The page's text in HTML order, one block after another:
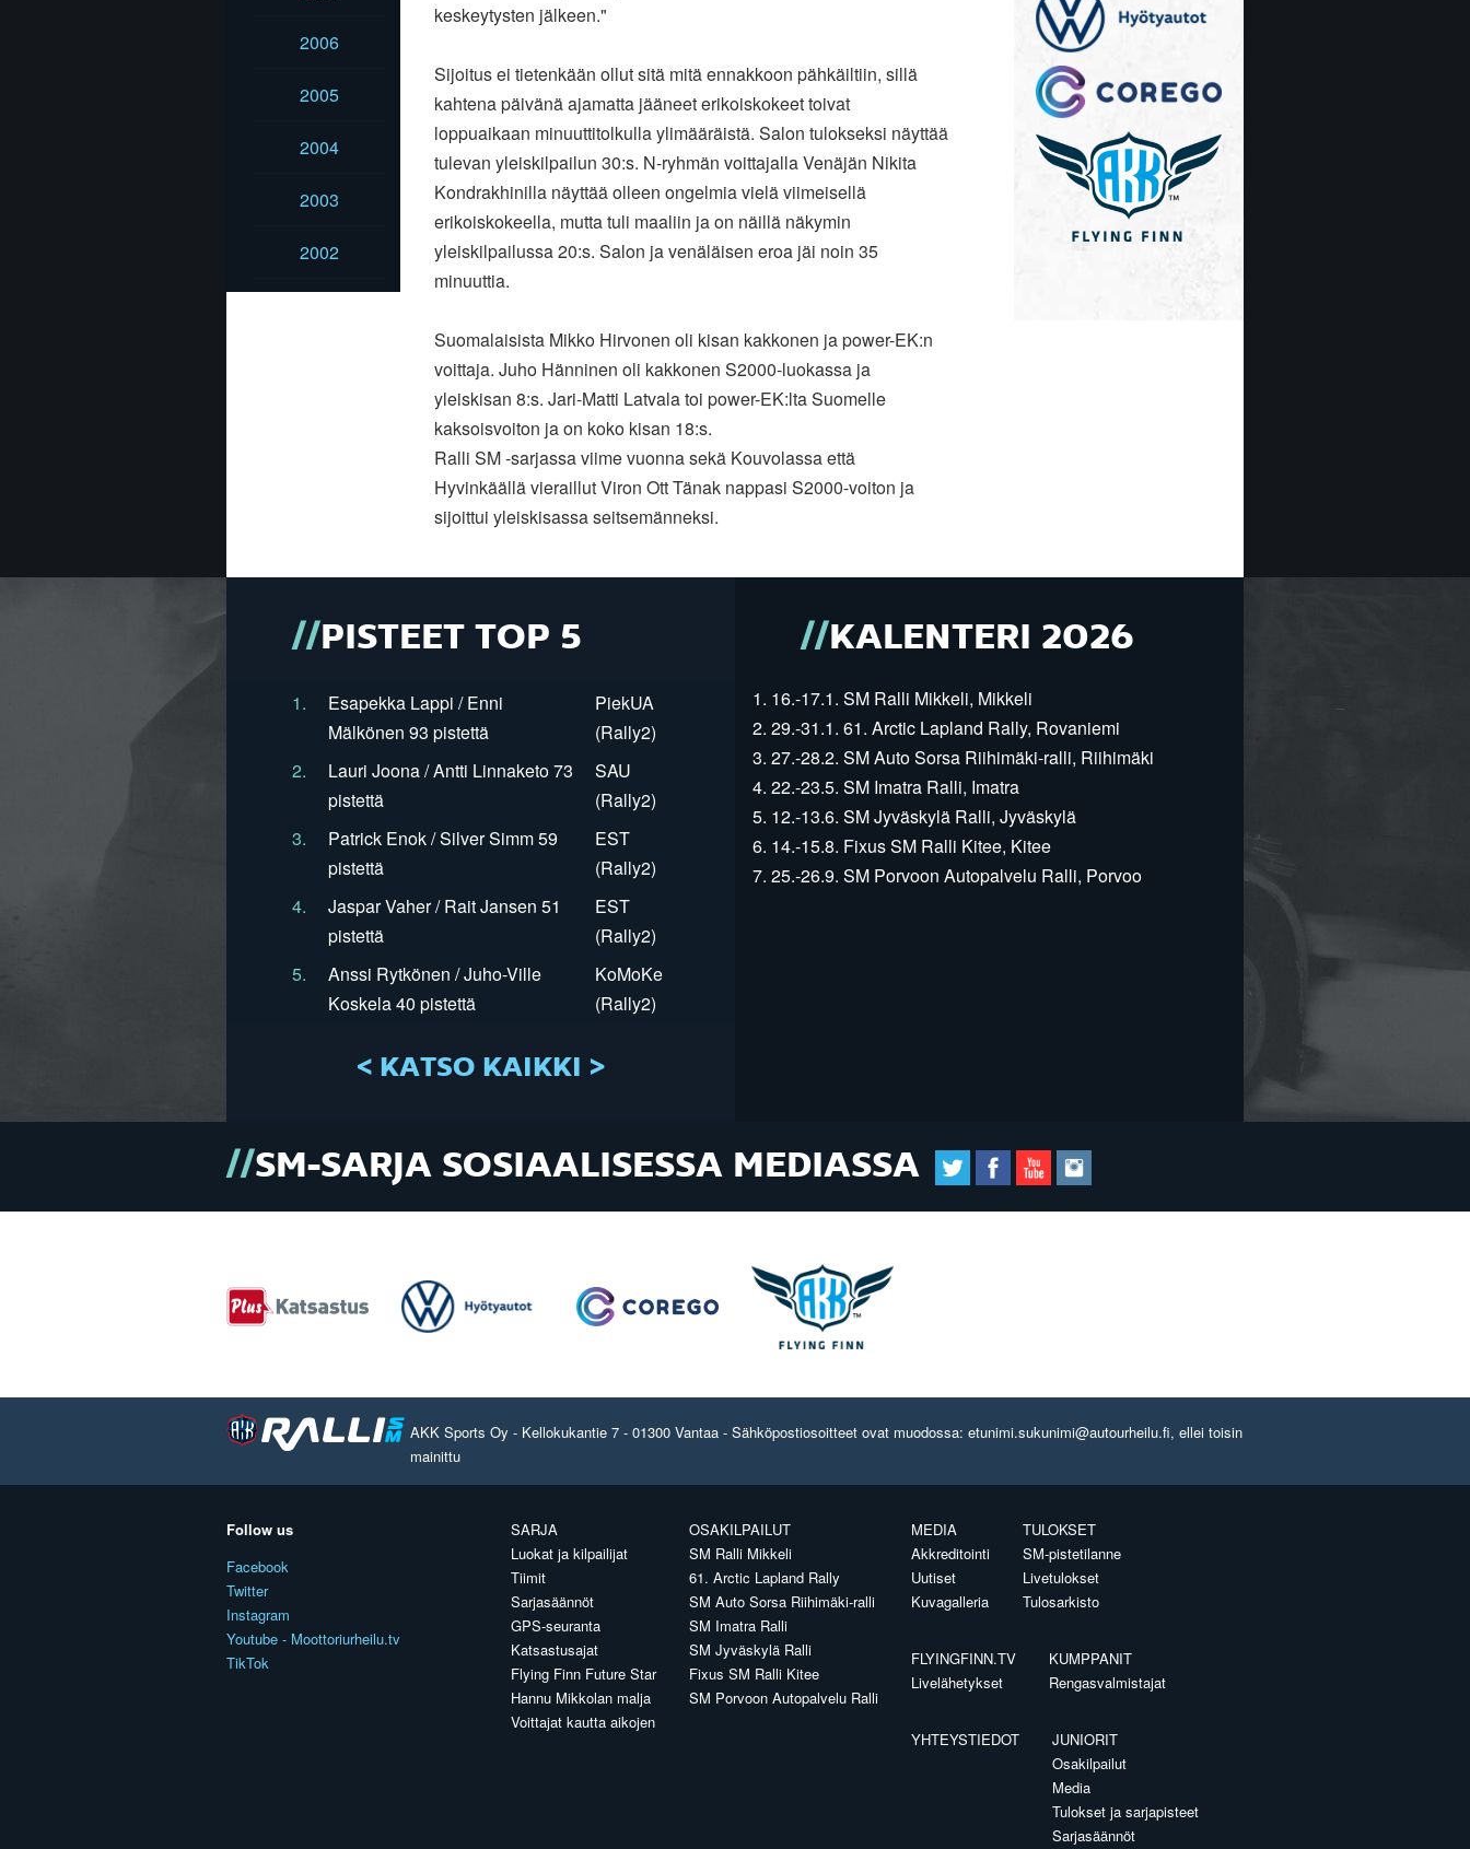
2006
2005
2004
2003
2002
keskeytysten jälkeen."
Sijoitus ei tietenkään ollut sitä mitä ennakkoon pähkäiltiin, sillä
kahtena päivänä ajamatta jääneet erikoiskokeet toivat
loppuaikaan minuuttitolkulla ylimääräistä. Salon tulokseksi näyttää
tulevan yleiskilpailun 30:s. N-ryhmän voittajalla Venäjän Nikita
Kondrakhinilla näyttää olleen ongelmia vielä viimeisellä
erikoiskokeella, mutta tuli maaliin ja on näillä näkymin
yleiskilpailussa 20:s. Salon ja venäläisen eroa jäi noin 35
minuuttia.
Suomalaisista Mikko Hirvonen oli kisan kakkonen ja power-EK:n
voittaja. Juho Hänninen oli kakkonen S2000-luokassa ja
yleiskisan 8:s. Jari-Matti Latvala toi power-EK:lta Suomelle
kaksoisvoiton ja on koko kisan 18:s.
Ralli SM -sarjassa viime vuonna sekä Kouvolassa että
Hyvinkäällä vieraillut Viron Ott Tänak nappasi S2000-voiton ja
sijoittui yleiskisassa seitsemänneksi.
PISTEET TOP 5
1.
Esapekka Lappi / Enni
Mälkönen 93 pistettä
PiekUA
(Rally2)
2.
Lauri Joona / Antti Linnaketo 73
pistettä
SAU
(Rally2)
3.
Patrick Enok / Silver Simm 59
pistettä
EST
(Rally2)
4.
Jaspar Vaher / Rait Jansen 51
pistettä
EST
(Rally2)
5.
Anssi Rytkönen / Juho-Ville
Koskela 40 pistettä
KoMoKe
(Rally2)
< KATSO KAIKKI >
KALENTERI 2026
1. 16.-17.1. SM Ralli Mikkeli, Mikkeli
2. 29.-31.1. 61. Arctic Lapland Rally, Rovaniemi
3. 27.-28.2. SM Auto Sorsa Riihimäki-ralli, Riihimäki
4. 22.-23.5. SM Imatra Ralli, Imatra
5. 12.-13.6. SM Jyväskylä Ralli, Jyväskylä
6. 14.-15.8. Fixus SM Ralli Kitee, Kitee
7. 25.-26.9. SM Porvoon Autopalvelu Ralli, Porvoo
SM-SARJA SOSIAALISESSA MEDIASSA
AKK Sports Oy - Kellokukantie 7 - 01300 Vantaa - Sähköpostiosoitteet ovat muodossa: etunimi.sukunimi@autourheilu.fi, ellei toisin
mainittu
Follow us
Facebook
Twitter
Instagram
Youtube - Moottoriurheilu.tv
TikTok
SARJA
Luokat ja kilpailijat
Tiimit
Sarjasäännöt
GPS-seuranta
Katsastusajat
Flying Finn Future Star
Hannu Mikkolan malja
Voittajat kautta aikojen
OSAKILPAILUT
SM Ralli Mikkeli
61. Arctic Lapland Rally
SM Auto Sorsa Riihimäki-ralli
SM Imatra Ralli
SM Jyväskylä Ralli
Fixus SM Ralli Kitee
SM Porvoon Autopalvelu Ralli
MEDIA
Akkreditointi
Uutiset
Kuvagalleria
TULOKSET
SM-pistetilanne
Livetulokset
Tulosarkisto
FLYINGFINN.TV
Livelähetykset
KUMPPANIT
Rengasvalmistajat
YHTEYSTIEDOT
JUNIORIT
Osakilpailut
Media
Tulokset ja sarjapisteet
Sarjasäännöt